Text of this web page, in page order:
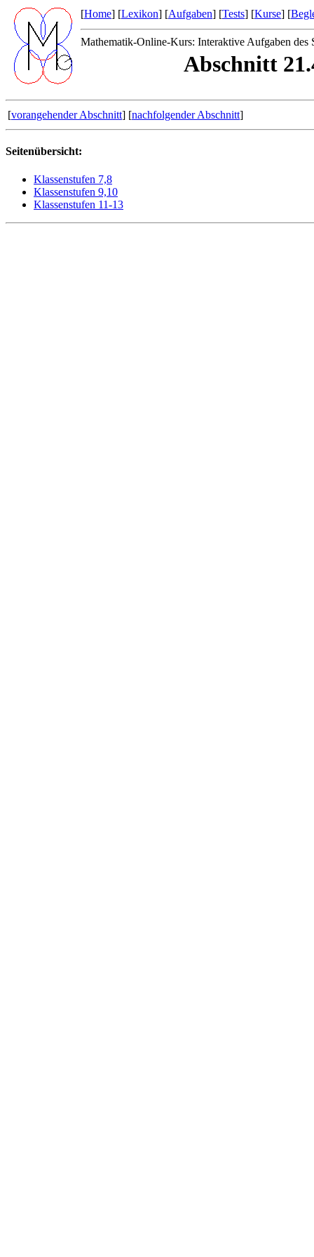
[Home] [Lexikon] [Aufgaben] [Tests] [Kurse] [
Mathematik-Online-Kurs: Interaktive Aufgaben des
Abschnitt
[vorangehender Abschnitt] [nachfolgender Abschnitt]
Seitenübersicht:
Klassenstufen 7,8
Klassenstufen 9,10
Klassenstufen 11-13